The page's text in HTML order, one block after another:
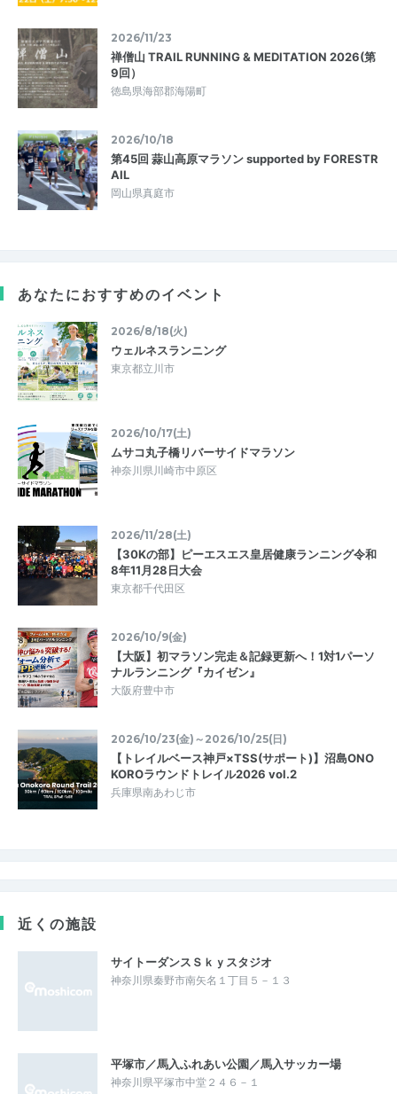
2026/11/23
禅僧山 TRAIL RUNNING & MEDITATION 2026(第
9回）
徳島県海部郡海陽町
2026/10/18
第45回 蒜山高原マラソン supported by FORESTR
AIL
岡山県真庭市
あなたにおすすめのイベント
2026/8/18(火)
ウェルネスランニング
東京都立川市
2026/10/17(土)
ムサコ丸子橋リバーサイドマラソン
神奈川県川崎市中原区
2026/11/28(土)
【30Kの部】ピーエスエス皇居健康ランニング令和
8年11月28日大会
東京都千代田区
2026/10/9(金)
【大阪】初マラソン完走＆記録更新へ！1対1パーソ
ナルランニング『カイゼン』
大阪府豊中市
2026/10/23(金)～2026/10/25(日)
【トレイルベース神戸×TSS(サポート)】沼島ONO
KOROラウンドトレイル2026 vol.2
兵庫県南あわじ市
近くの施設
サイトーダンスＳｋｙスタジオ
神奈川県秦野市南矢名１丁目５－１３
平塚市／馬入ふれあい公園／馬入サッカー場
神奈川県平塚市中堂２４６－１